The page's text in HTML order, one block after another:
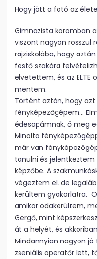
Hogy jött a fotó az
Gimnazista koromban
viszont nagyon rosszul
rajziskolába, hogy
festő szakára
elvetettem, és az ELTE
mentem.
Történt aztán, hogy
fényképezőgépem…
édesapámnak, ő meg
Minolta
már van
tanulni és jelentkeztem
képzőbe. A
végeztem el, de
kerültem gyakorlatra.
amikor odakerültem,
Gergő, mint
át a helyét, és
Mindannyian nagyon jó
zseniális operatőr lett,